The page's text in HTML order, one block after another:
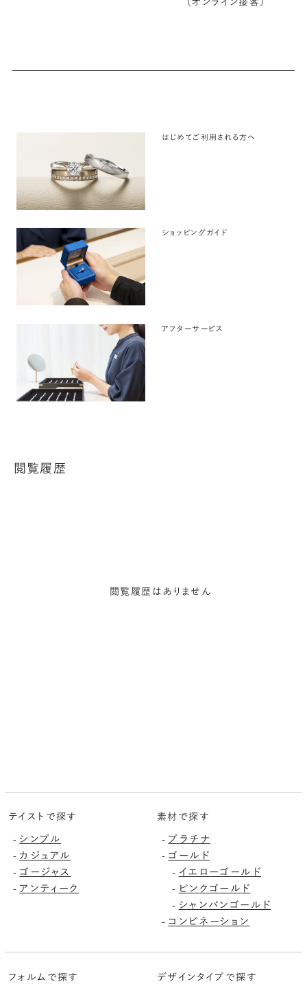
はじめてご利用される方へ
ショッピングガイド
アフターサービス
閲覧履歴
閲覧履歴はありません
テイストで探す
- シンプル
- カジュアル
- ゴージャス
- アンティーク
素材で探す
- プラチナ
- ゴールド
- イエローゴールド
- ピンクゴールド
- シャンパンゴールド
- コンビネーション
フォルムで探す
デザインタイプで探す